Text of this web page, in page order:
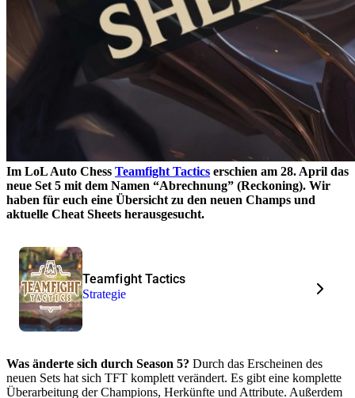
Im LoL Auto Chess Teamfight Tactics erschien am 28. April das
neue Set 5 mit dem Namen “Abrechnung” (Reckoning). Wir
haben für euch eine Übersicht zu den neuen Champs und
aktuelle Cheat Sheets herausgesucht.
Teamfight Tactics
Strategie
Was änderte sich durch Season 5? Durch das Erscheinen des
neuen Sets hat sich TFT komplett verändert. Es gibt eine komplette
Überarbeitung der Champions, Herkünfte und Attribute. Außerdem